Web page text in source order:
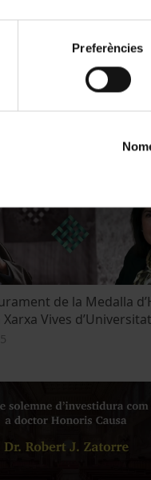
Preferències
del curs
i del sistema universitari
de la Medalla
Vives